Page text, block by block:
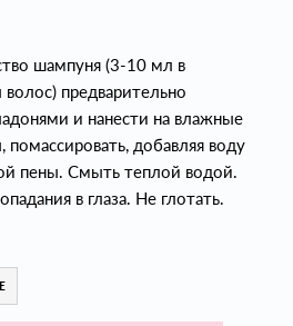
шампуня (3-10 мл в
предварительно
и нанести на влажные
добавляя воду
пены. Смыть теплой водой.
в глаза. Не глотать.